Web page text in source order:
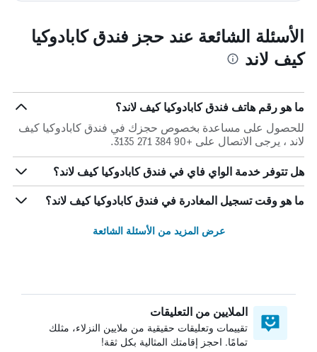
الأسئلة الشائعة عند حجز فندق كابادوكيا
كيف لاند
ما هو رقم هاتف فندق كابادوكيا كيف لاند؟
للحصول على مساعدة بخصوص حجزك في فندق كابادوكيا كيف
لاند ، يرجى الاتصال على +90 384 271 3135.
هل تتوفر خدمة الواي فاي في فندق كابادوكيا كيف لاند؟
ما هو وقت تسجيل المغادرة في فندق كابادوكيا كيف لاند؟
عرض المزيد من الأسئلة الشائعة
الملايين من التعليقات
تقييمات وتعليقات حقيقية من ملايين النزلاء، مثلك
تمامًا. احجز إقامتك المثالية بكل ثقة!